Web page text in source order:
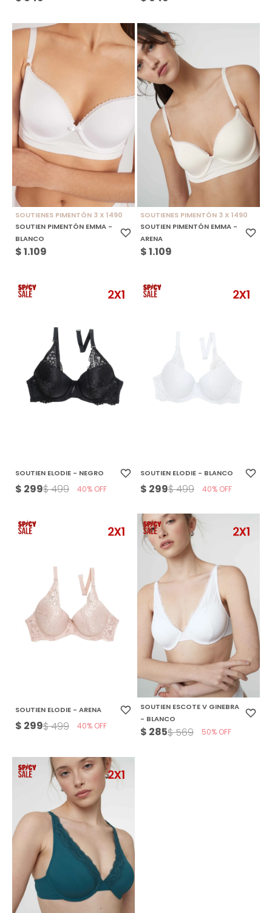
SOUTIENES PIMENTÓN 3 X 1490
SOUTIEN PIMENTÓN EMMA -
BLANCO
$1.109
SOUTIENES PIMENTÓN 3 X 1490
SOUTIEN PIMENTÓN EMMA -
ARENA
$1.109
SOUTIEN ELODIE - NEGRO
$ 299$499 40
SOUTIEN ELODIE - BLANCO
$ 299$499 40
SOUTIEN ELODIE - ARENA
$ 299$499 40
SOUTIEN ESCOTE V GINEBRA
- BLANCO
$ 285$569 50